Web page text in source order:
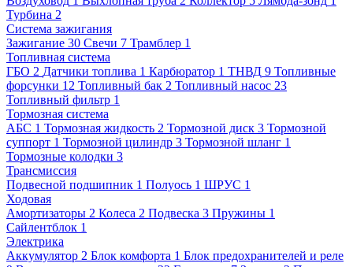
Турбина 2
Система зажигания
Зажигание 30 Свечи 7 Трамблер 1
Топливная система
ГБО 2 Датчики топлива 1 Карбюратор 1 ТНВД 9 Топливные
форсунки 12 Топливный бак 2 Топливный насос 23
Топливный фильтр 1
Тормозная система
АБС 1 Тормозная жидкость 2 Тормозной диск 3 Тормозной
суппорт 1 Тормозной цилиндр 3 Тормозной шланг 1
Тормозные колодки 3
Трансмиссия
Подвесной подшипник 1 Полуось 1 ШРУС 1
Ходовая
Амортизаторы 2 Колеса 2 Подвеска 3 Пружины 1
Сайлентблок 1
Электрика
Аккумулятор 2 Блок комфорта 1 Блок предохранителей и реле